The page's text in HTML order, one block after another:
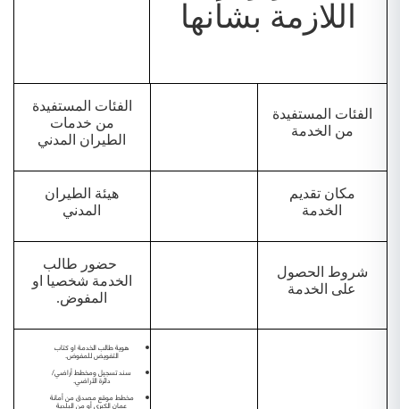
اللازمة بشأنها
الفئات المستفيدة
من الخدمة
الفئات المستفيدة
من خدمات
الطيران المدني
مكان تقديم
الخدمة
هيئة الطيران
المدني
شروط الحصول
على الخدمة
حضور طالب
الخدمة شخصيا او
المفوض.
هوية طالب الخدمة او كتاب
التفويض للمفوض.
سند تسجيل ومخطط أراضي/
دائرة الأراضي.
مخطط موقع مصدق من أمانة
عمان الكبرى أو من البلدية